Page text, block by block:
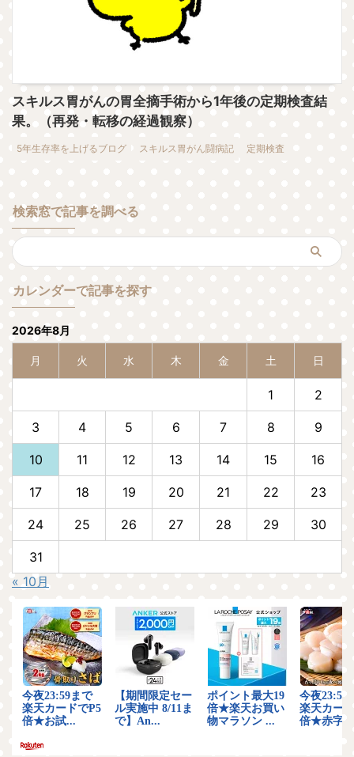
スキルス胃がんの胃全摘手術から1年後の定期検査結
果。（再発・転移の経過観察）
5年生存率を上げるブログ スキルス胃がん闘病記 定期検査
検索窓で記事を調べる
カレンダーで記事を探す
2026年8月
月 火 水 木 金 土 日
1 2
3 4 5 6 7 8 9
10 11 12 13 14 15 16
17 18 19 20 21 22 23
24 25 26 27 28 29 30
31
« 10月